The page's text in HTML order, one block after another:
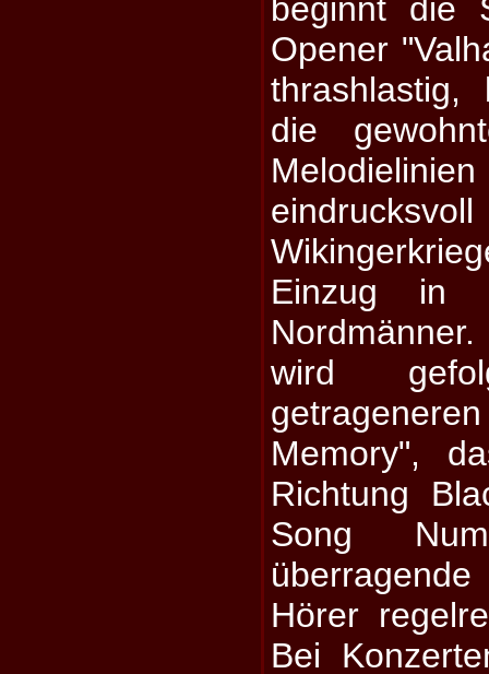
beginnt die
Opener
thrashlastig,
die
Einzug in
wird
Memory",
Richtung
Song
Hörer
Bei